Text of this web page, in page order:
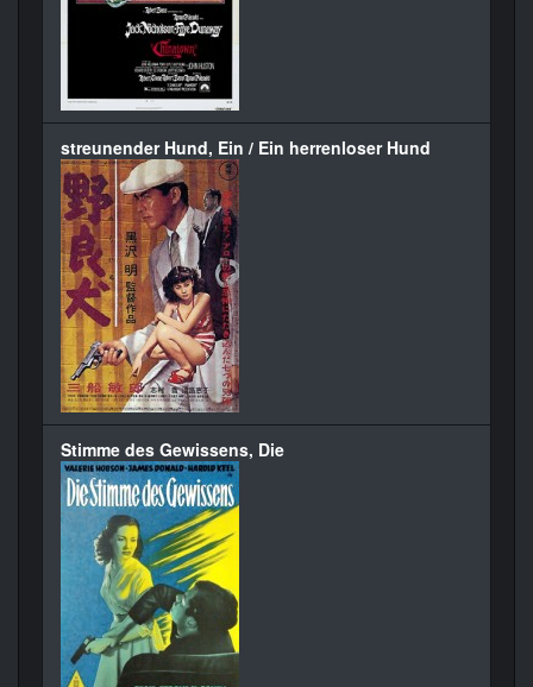
streunender Hund, Ein / Ein herrenloser Hund
Stimme des Gewissens, Die